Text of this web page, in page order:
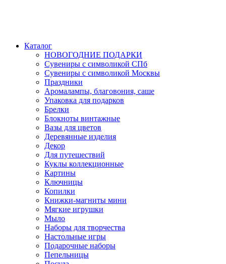
Каталог
НОВОГОДНИЕ ПОДАРКИ
Сувениры с символикой СПб
Сувениры с символикой Москвы
Праздники
Аромалампы, благовония, саше
Упаковка для подарков
Брелки
Блокноты винтажные
Вазы для цветов
Деревянные изделия
Декор
Для путешествий
Куклы коллекционные
Картины
Ключницы
Копилки
Книжки-магниты мини
Мягкие игрушки
Мыло
Наборы для творчества
Настольные игры
Подарочные наборы
Пепельницы